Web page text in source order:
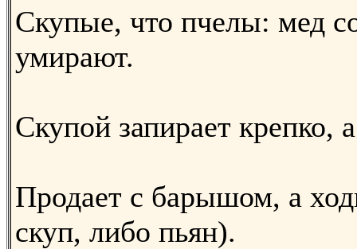
Скупые, что пчелы: мед
умирают.
Скупой запирает крепко,
Продает с барышом, а
скуп, либо пьян).